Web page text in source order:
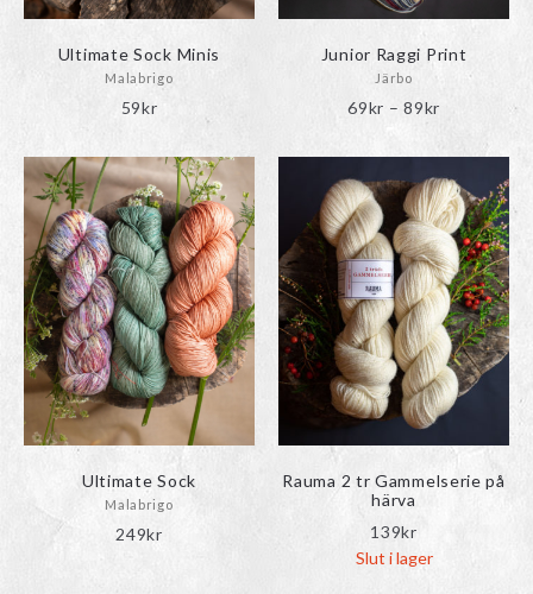
Ultimate Sock Minis
Malabrigo
59kr
Junior Raggi Print
Järbo
69kr – 89kr
till
89kr
Ultimate Sock
Malabrigo
249kr
Rauma 2 tr Gammelserie på
härva
139kr
Slut i lager